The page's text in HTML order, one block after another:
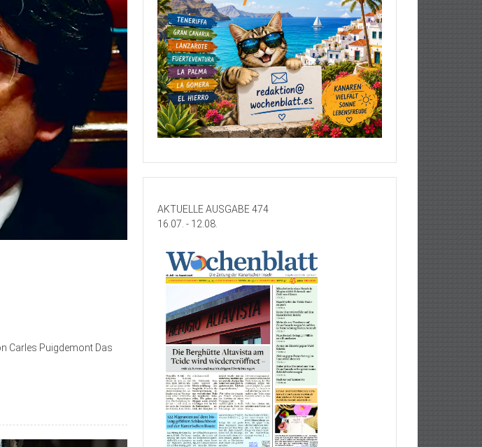
Carles Puigdemont Das
AKTUELLE AUSGABE 474
16.07. - 12.08.